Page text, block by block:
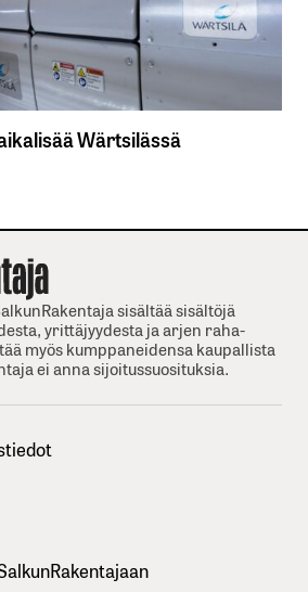
Wärtsilässä
sisältää sisältöjä
yrittäjyydesta ja arjen raha-
myös kumppaneidensa kaupallista
ei anna sijoitussuosituksia.